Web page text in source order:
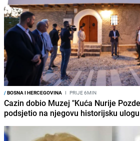
/BOSNA I HERCEGOVINA I PRIJE 6MIN
Cazin dobio Muzej "Kuća Nurije
podsjetio na njegovu historijsku ulogu